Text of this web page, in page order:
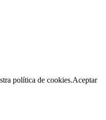
política de cookies.Aceptar